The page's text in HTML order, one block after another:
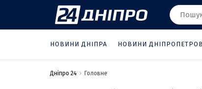
НОВИНИ ДНІПРА НОВИНИ
Дніпро 24 Головне